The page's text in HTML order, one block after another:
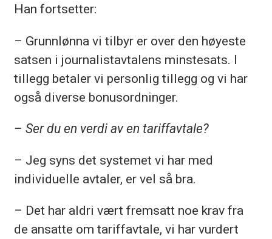
Han fortsetter:
– Grunnlønna vi tilbyr er over den høyeste
satsen i journalistavtalens minstesats. I
tillegg betaler vi personlig tillegg og vi har
også diverse bonusordninger.
– Ser du en verdi av en tariffavtale?
– Jeg syns det systemet vi har med
individuelle avtaler, er vel så bra.
– Det har aldri vært fremsatt noe krav fra
de ansatte om tariffavtale, vi har vurdert